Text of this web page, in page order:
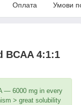
Оплата Умови
BCAA 4:1:1
― 6000 mg in every
> great solubility